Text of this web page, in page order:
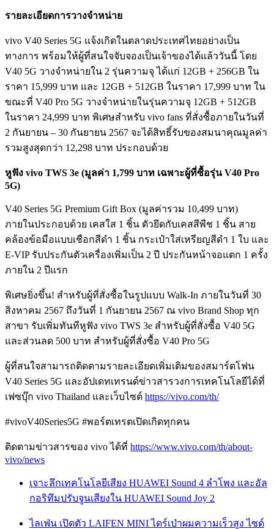
รายละเอียดการวางจำหน่าย
vivo V40 Series 5G แจ้งเกิดในตลาดประเทศไทยอย่างเป็น
ทางการ พร้อมให้ผู้ที่สนใจจับจองเป็นเจ้าของได้แล้ววันนี้ โดย
V40 5G วางจำหน่ายใน 2 รุ่นความจุ ได้แก่ 12GB + 256GB ใน
ราคา 15,999 บาท และ 12GB + 512GB ในราคา 17,999 บาท ใน
ขณะที่ V40 Pro 5G วางจำหน่ายในรุ่นความจุ 12GB + 512GB
ในราคา 24,999 บาท พิเศษสำหรับ vivo fans ที่สั่งซื้อภายในวันที่
2 กันยายน – 30 กันยายน 2567 จะได้สิทธิ์รับของสมนาคุณมูลค่า
รวมสูงสุดกว่า 12,298 บาท ประกอบด้วย
หูฟัง vivo TWS 3e (มูลค่า 1,799 บาท เฉพาะผู้ที่ซื้อรุ่น V40 Pro
5G)
V40 Series 5G Premium Gift Box (มูลค่ารวม 10,499 บาท)
ภายในประกอบด้วย เคสใส 1 ชิ้น ตัวยึดกับเคสสีพีช 1 ชิ้น สาย
คล้องข้อมือแบบเชือกสีดำ 1 ชิ้น กระเป๋าใส่เหรียญสีดำ 1 ใบ และ
E-VIP รับประกันตัวเครื่องเพิ่มเป็น 2 ปี ประกันหน้าจอแตก 1 ครั้ง
ภายใน 2 ปีแรก
พิเศษยิ่งขึ้น! สำหรับผู้ที่สั่งซื้อในรูปแบบ Walk-In ภายในวันที่ 30
สิงหาคม 2567 ถึงวันที่ 1 กันยายน 2567 ณ vivo Brand Shop ทุก
สาขา รับเพิ่มทันทีหูฟัง vivo TWS 3e สำหรับผู้ที่สั่งซื้อ V40 5G
และส่วนลด 500 บาท สำหรับผู้ที่สั่งซื้อ V40 Pro 5G
ผู้ที่สนใจสามารถติดตามรายละเอียดเพิ่มเติมของสมาร์ตโฟน
V40 Series 5G และอัปเดทเทรนด์ข่าวสารวงการเทคโนโลยีได้ที่
เฟซบุ๊ก vivo Thailand และเว็บไซต์ https://vivo.com/th/
#vivoV40Series5G #พอร์ตเทรตเปิดเกิดทุกคน
ติดตามข่าวสารของ vivo ได้ที่ https://www.vivo.com/th/about-
vivo/news
เจาะลึกเทคโนโลยีเสียง HUAWEI Sound 4 ลำโพง และอัล
กอริทึมปรับจูนเสียงใน HUAWEI Sound Joy 2
ไลเฟ่น เปิดตัว LAIFEN MINI ไดร์เป่าผมความเร็วสูง ไซด์